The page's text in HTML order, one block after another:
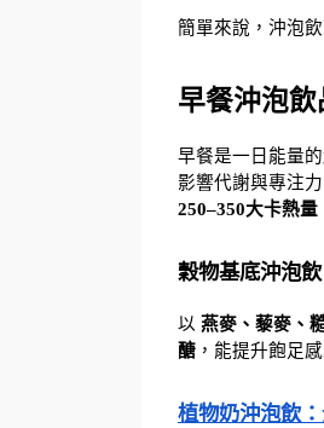
簡單來說，沖泡
早餐沖泡
早餐是一日能量
影響代謝與專注力
250–350大卡熱
穀物基底沖泡
以 燕麥、藜麥、
醣 ，能提升飽足
植物奶沖泡飲